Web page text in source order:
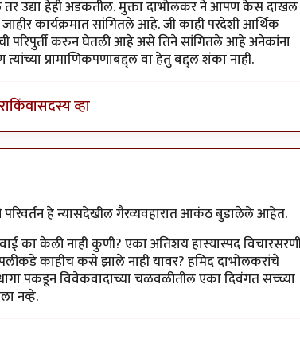
पैलवान
तर उद्या हेही अडकतील. मुक्ता दाभोलकर ने आपण केस दाखल
कार्यक्रमात सांगितले आहे. जी काही परदेशी आर्थिक
परिपुर्ती करुन घेतली आहे असे तिने सांगितले आहे अनेकांना
प्रामाणिकपणाबद्द्ल वा हेतु बद्द्ल शंका नाही.
किंवासदस्य व्हा
हे न्यासदेखील गैरव्यवहारात आकंठ बुडालेले आहेत.
का केली नाही कुणी? एका अतिशय हास्यास्पद
काहीच कसे झाले नाही यावर? हमिद दाभोलकरांचे
पकडून विवेकवादाच्या चळवळीतील एका दिवंगत सच्च्या
नव्हे.